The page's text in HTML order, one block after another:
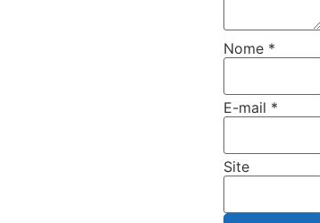
Nome *
E-mail *
Site